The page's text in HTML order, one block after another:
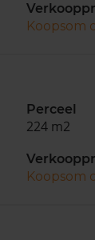
Koopsom
Perceel
224 m2
Koopsom